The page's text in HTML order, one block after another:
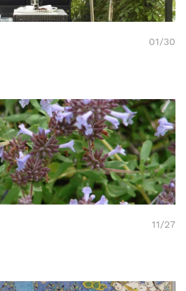
01/30
11/27